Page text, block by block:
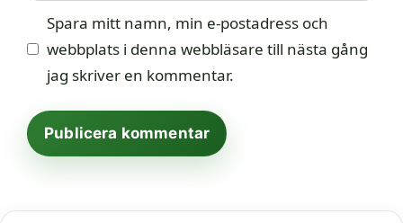
Spara mitt namn, min e-postadress och
webbplats i denna webbläsare till nästa gång
jag skriver en kommentar.